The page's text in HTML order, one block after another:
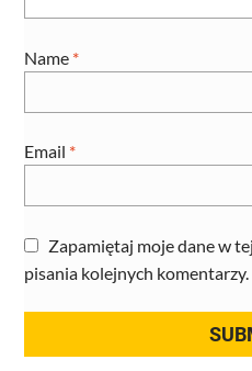
Name *
Email *
Zapamiętaj moje dane w
pisania kolejnych komentarzy.